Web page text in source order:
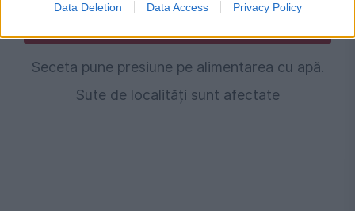
Data Deletion Data Access Privacy Policy
SOCIAL
Seceta pune presiune pe alimentarea cu apă.
Sute de localități sunt afectate